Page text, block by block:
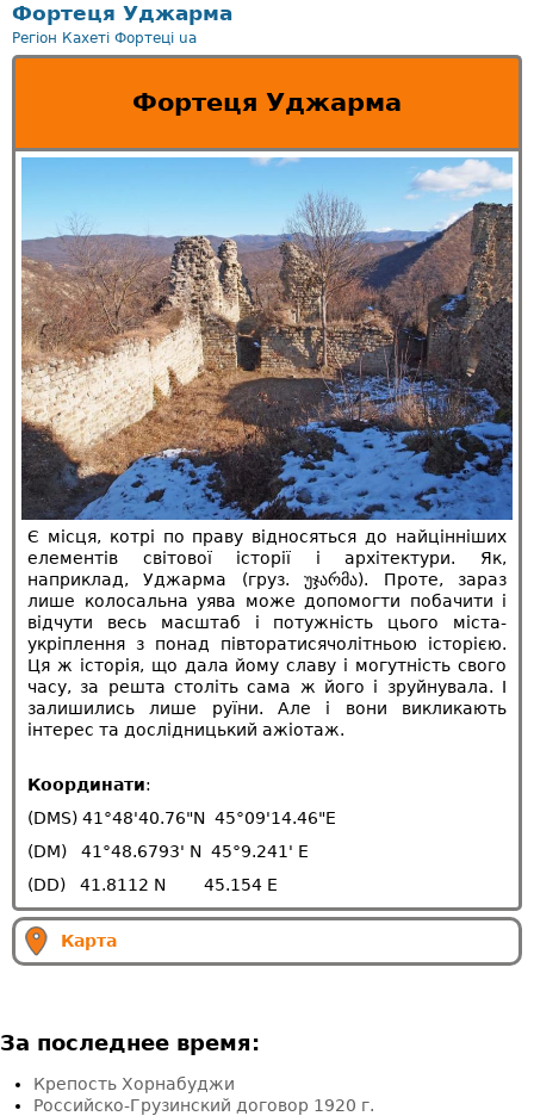
Фортеця Уджарма
Регіон Кахеті Фортецi ua
Фортеця Уджарма
Є місця, котрі по праву відносяться до найцінніших
елементів світової історії і архітектури. Як,
наприклад, Уджарма (груз. უჯარმა). Проте, зараз
лише колосальна уява може допомогти побачити і
відчути весь масштаб і потужність цього міста-
укріплення з понад півторатисячолітньою історією.
Ця ж історія, що дала йому славу і могутність свого
часу, за решта століть сама ж його і зруйнувала. І
залишились лише руїни. Але і вони викликають
інтерес та дослідницький ажіотаж.
Координати:
(DMS) 41°48'40.76"N 45°09'14.46"E
(DM) 41°48.6793' N 45°9.241' E
(DD) 41.8112 N 45.154 E
Карта
За последнее время:
Крепость Хорнабуджи
Российско-Грузинский договор 1920 г.